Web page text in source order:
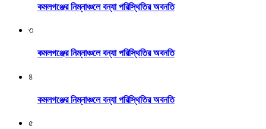
কমলগঞ্জের নিম্নাঞ্চলে বন্যা পরিস্থিতির অবনতি
৩
কমলগঞ্জের নিম্নাঞ্চলে বন্যা পরিস্থিতির অবনতি
৪
কমলগঞ্জের নিম্নাঞ্চলে বন্যা পরিস্থিতির অবনতি
৫